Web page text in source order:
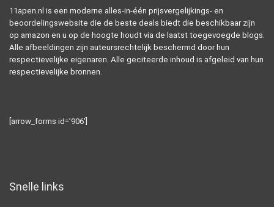
11apen.nl is een moderne alles-in-één prijsvergelijkings- en
beoordelingswebsite die de beste deals biedt die beschikbaar zijn
op amazon en u op de hoogte houdt via de laatst toegevoegde blogs.
Alle afbeeldingen zijn auteursrechtelijk beschermd door hun
respectievelijke eigenaren. Alle geciteerde inhoud is afgeleid van hun
respectievelijke bronnen.
[arrow_forms id=’906′]
Snelle links